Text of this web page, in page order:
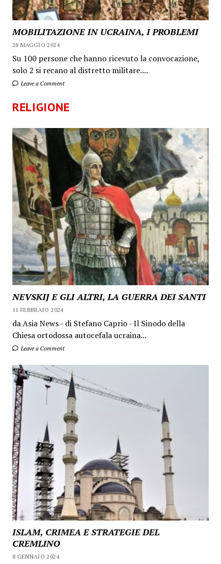
MOBILITAZIONE IN UCRAINA, I PROBLEMI
28 MAGGIO 2024
Su 100 persone che hanno ricevuto la convocazione,
solo 2 si recano al distretto militare....
Leave a Comment
RELIGIONE
NEVSKIJ E GLI ALTRI, LA GUERRA DEI SANTI
11 FEBBRAIO 2024
da Asia News - di Stefano Caprio - Il Sinodo della
Chiesa ortodossa autocefala ucraina...
Leave a Comment
ISLAM, CRIMEA E STRATEGIE DEL
CREMLINO
8 GENNAIO 2024